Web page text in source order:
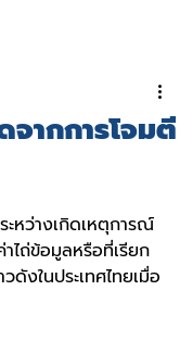
ากการโจมตี
ะหว่างเกิดเหตุการณ์
าไถ่ข้อมูลหรือที่เรียก
งในประเทศไทยเมื่อ